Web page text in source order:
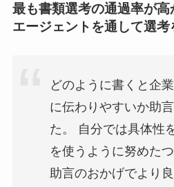
最も書類選考の通過率が
エージェントを通して選
どのように書くと企
に伝わりやすいか助
た。 自分では具体性
を使うように努めた
助言のおかげでより